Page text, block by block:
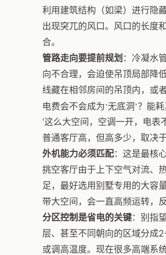
利用建筑结构（如梁）进行隐
出现突兀的风口。风口的长度
合。
管路走向要提前规划 ：冷凝水
向不合理，会迫使吊顶局部降
线藏在相邻房间的吊顶内，或
电费会不会成为‘无底洞’？能
‘这么大空间，空调一开，电表
普通客厅高，但高多少，取决
外机能力必须匹配：这是最核
挑空客厅由于上下空气对流、
足，最好选用别墅专用的大容
带大空间，会一直高频运转，
分区控制是省电的关键：别指
层、甚至不同朝向的区域分成
或调高温度。现在很多高端系